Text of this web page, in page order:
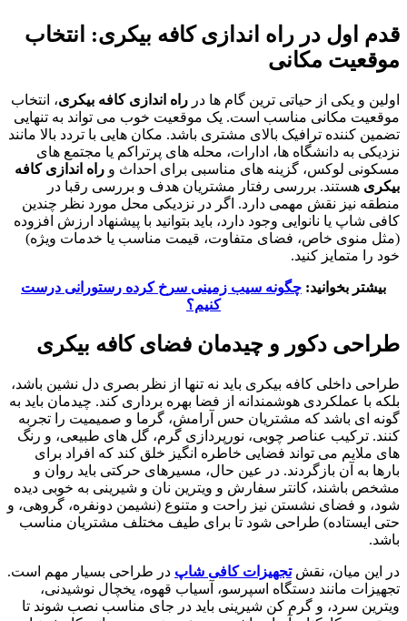
قدم اول در راه اندازی کافه بیکری: انتخاب
موقعیت مکانی
اولین و یکی از حیاتی ترین گام ها در راه اندازی کافه بیکری، انتخاب
موقعیت مکانی مناسب است. یک موقعیت خوب می تواند به تنهایی
تضمین کننده ترافیک بالای مشتری باشد. مکان هایی با تردد بالا مانند
نزدیکی به دانشگاه ها، ادارات، محله های پرتراکم یا مجتمع های
مسکونی لوکس، گزینه های مناسبی برای احداث و راه اندازی کافه
بیکری هستند. بررسی رفتار مشتریان هدف و بررسی رقبا در
منطقه نیز نقش مهمی دارد. اگر در نزدیکی محل مورد نظر چندین
کافی شاپ یا نانوایی وجود دارد، باید بتوانید با پیشنهاد ارزش افزوده
(مثل منوی خاص، فضای متفاوت، قیمت مناسب یا خدمات ویژه)
خود را متمایز کنید.
بیشتر بخوانید: چگونه سیب زمینی سرخ کرده رستورانی درست
کنیم؟
طراحی دکور و چیدمان فضای کافه بیکری
طراحی داخلی کافه بیکری باید نه تنها از نظر بصری دل نشین باشد،
بلکه با عملکردی هوشمندانه از فضا بهره برداری کند. چیدمان باید به
گونه ای باشد که مشتریان حس آرامش، گرما و صمیمیت را تجربه
کنند. ترکیب عناصر چوبی، نورپردازی گرم، گل های طبیعی، و رنگ
های ملایم می تواند فضایی خاطره انگیز خلق کند که افراد برای
بارها به آن بازگردند. در عین حال، مسیرهای حرکتی باید روان و
مشخص باشند، کانتر سفارش و ویترین نان و شیرینی به خوبی دیده
شود، و فضای نشستن نیز راحت و متنوع (نشیمن دونفره، گروهی، و
حتی ایستاده) طراحی شود تا برای طیف مختلف مشتریان مناسب
باشد.
در این میان، نقشتجهیزات کافی شاپ در طراحی بسیار مهم است.
تجهیزات مانند دستگاه اسپرسو، آسیاب قهوه، یخچال نوشیدنی،
ویترین سرد، و گرم کن شیرینی باید در جای مناسب نصب شوند تا